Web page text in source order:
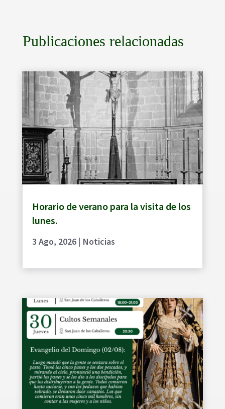
Publicaciones relacionadas
Horario de verano para la visita de los
lunes.
3 Ago, 2026| Noticias